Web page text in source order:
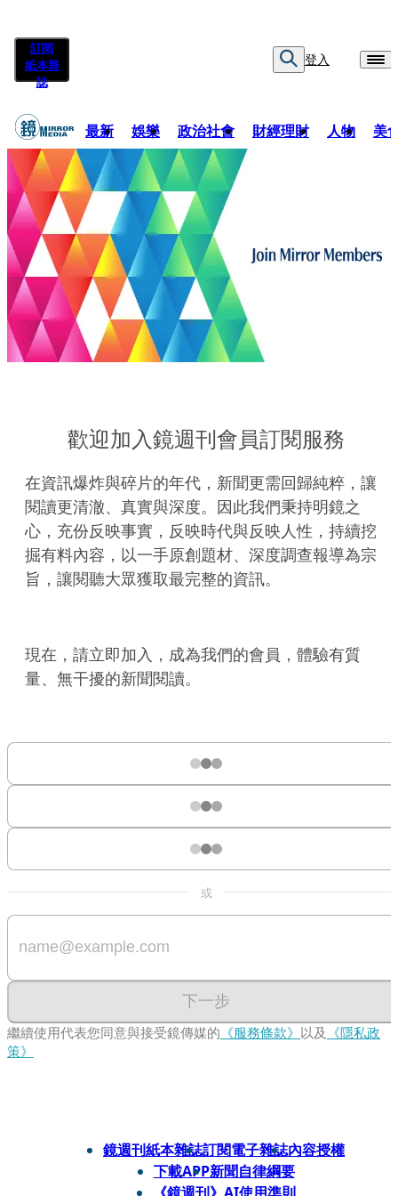
訂閱
紙本雜
誌
登入
最新 娛樂 政治社會 財經理財 人物 美
歡迎加入鏡週刊會員訂閱服務
在資訊爆炸與碎片的年代，新聞更需回歸純粹，讓
閱讀更清澈、真實與深度。因此我們秉持明鏡之
心，充份反映事實，反映時代與反映人性，持續挖
掘有料內容，以一手原創題材、深度調查報導為宗
旨，讓閱聽大眾獲取最完整的資訊。
現在，請立即加入，成為我們的會員，體驗有質
量、無干擾的新聞閱讀。
或
下一步
繼續使用代表您同意與接受鏡傳媒的 《服務條款》 以及 《隱私政
策》
鏡週刊紙本雜誌訂閱電子雜誌內容授權
下載APP新聞自律綱要